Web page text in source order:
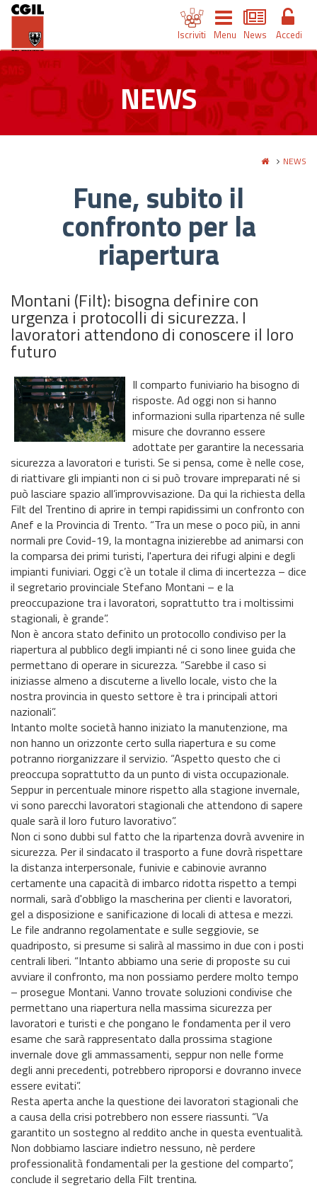
Iscriviti Menu News Accedi
NEWS
NEWS
Fune, subito il
confronto per la
riapertura
Montani (Filt): bisogna definire con
urgenza i protocolli di sicurezza. I
lavoratori attendono di conoscere il loro
futuro
Il comparto funiviario ha bisogno di
risposte. Ad oggi non si hanno
informazioni sulla ripartenza né sulle
misure che dovranno essere
adottate per garantire la necessaria
sicurezza a lavoratori e turisti. Se si pensa, come è nelle cose,
di riattivare gli impianti non ci si può trovare impreparati né si
può lasciare spazio all’improvvisazione. Da qui la richiesta della
Filt del Trentino di aprire in tempi rapidissimi un confronto con
Anef e la Provincia di Trento. “Tra un mese o poco più, in anni
normali pre Covid-19, la montagna inizierebbe ad animarsi con
la comparsa dei primi turisti, l'apertura dei rifugi alpini e degli
impianti funiviari. Oggi c’è un totale il clima di incertezza – dice
il segretario provinciale Stefano Montani – e la
preoccupazione tra i lavoratori, soprattutto tra i moltissimi
stagionali, è grande”.
Non è ancora stato definito un protocollo condiviso per la
riapertura al pubblico degli impianti né ci sono linee guida che
permettano di operare in sicurezza. “Sarebbe il caso si
iniziasse almeno a discuterne a livello locale, visto che la
nostra provincia in questo settore è tra i principali attori
nazionali”.
Intanto molte società hanno iniziato la manutenzione, ma
non hanno un orizzonte certo sulla riapertura e su come
potranno riorganizzare il servizio. “Aspetto questo che ci
preoccupa soprattutto da un punto di vista occupazionale.
Seppur in percentuale minore rispetto alla stagione invernale,
vi sono parecchi lavoratori stagionali che attendono di sapere
quale sarà il loro futuro lavorativo”.
Non ci sono dubbi sul fatto che la ripartenza dovrà avvenire in
sicurezza. Per il sindacato il trasporto a fune dovrà rispettare
la distanza interpersonale, funivie e cabinovie avranno
certamente una capacità di imbarco ridotta rispetto a tempi
normali, sarà d'obbligo la mascherina per clienti e lavoratori,
gel a disposizione e sanificazione di locali di attesa e mezzi.
Le file andranno regolamentate e sulle seggiovie, se
quadriposto, si presume si salirà al massimo in due con i posti
centrali liberi. “Intanto abbiamo una serie di proposte su cui
avviare il confronto, ma non possiamo perdere molto tempo
– prosegue Montani. Vanno trovate soluzioni condivise che
permettano una riapertura nella massima sicurezza per
lavoratori e turisti e che pongano le fondamenta per il vero
esame che sarà rappresentato dalla prossima stagione
invernale dove gli ammassamenti, seppur non nelle forme
degli anni precedenti, potrebbero riproporsi e dovranno invece
essere evitati”.
Resta aperta anche la questione dei lavoratori stagionali che
a causa della crisi potrebbero non essere riassunti. “Va
garantito un sostegno al reddito anche in questa eventualità.
Non dobbiamo lasciare indietro nessuno, nè perdere
professionalità fondamentali per la gestione del comparto”,
conclude il segretario della Filt trentina.